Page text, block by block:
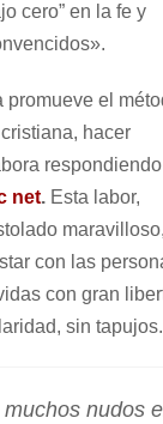
cero” en la fe y
promueve el
hacer
respondiendo
net. Esta labor,
con las
con gran
sin tapujos.
nudos